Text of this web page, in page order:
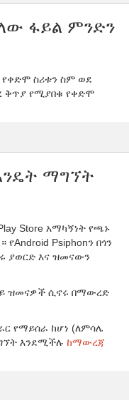
ፋይል ምንድን
የቀድሞ ስሪቱን ስም ወደ
ቅጥያ የሚያበቁ የቀድሞ
ማግኘት
Store አማካኝነት የጫኑ
Psiphonን በጎን
ያወርድ እና ዝመናውን
ዝመናዎች ሲኖሩ በማውረድ
የማይሰራ ከሆነ (ለምሳሌ
እንደሚችሉ ከማውረጃ